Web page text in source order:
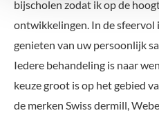
bijscholen zodat ik op de
ontwikkelingen. In de sfeervol
genieten van uw persoonlijk
Iedere behandeling is naar
keuze groot is op het gebied
de merken Swiss dermill,